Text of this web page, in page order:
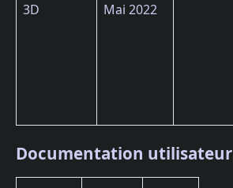
3D
Mai 2022
Documentation utilisateur